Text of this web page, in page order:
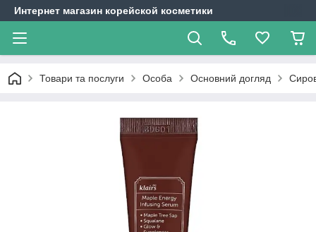
Интернет магазин корейской косметики
Товари та послуги Особа Основний догляд